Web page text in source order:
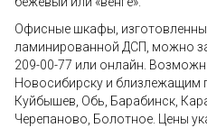
Офисные шкафы,
ламинированной ДСП, можно
209-00-77 или онлайн.
Новосибирску и близлежащим
Куйбышев, Обь, Барабинск,
Черепаново, Болотное. Цены